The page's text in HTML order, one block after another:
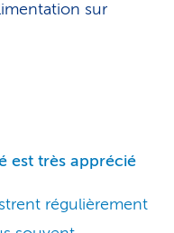
sur
est très apprécié
régulièrement